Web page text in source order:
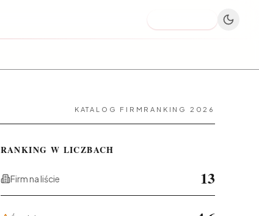
KATALOG FIRM RANKING 2026
RANKING W LICZBACH
Firm na liście 13